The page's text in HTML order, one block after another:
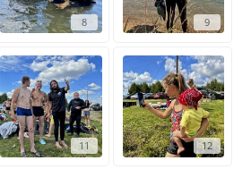
8 9
11 12